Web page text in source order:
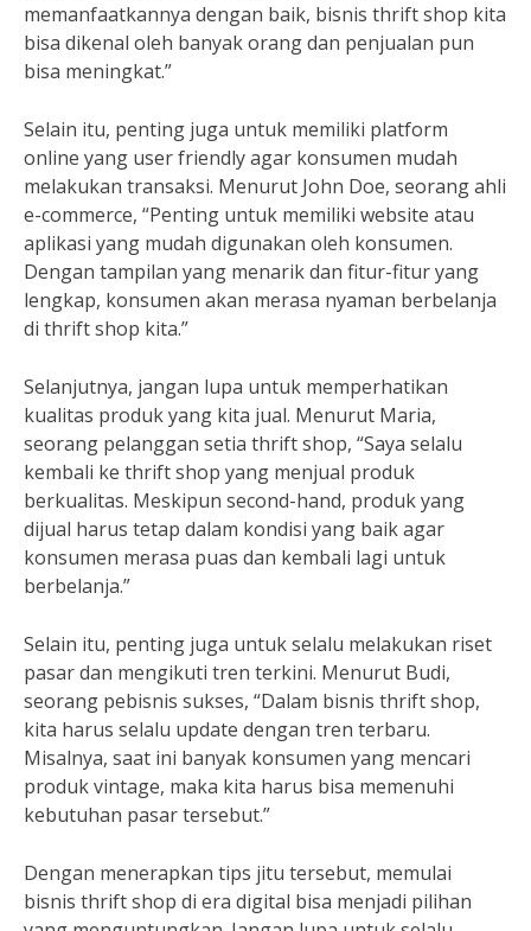
memanfaatkannya dengan baik, bisnis thrift shop kita
bisa dikenal oleh banyak orang dan penjualan pun
bisa meningkat.”
Selain itu, penting juga untuk memiliki platform
online yang user friendly agar konsumen mudah
melakukan transaksi. Menurut John Doe, seorang ahli
e-commerce, “Penting untuk memiliki website atau
aplikasi yang mudah digunakan oleh konsumen.
Dengan tampilan yang menarik dan fitur-fitur yang
lengkap, konsumen akan merasa nyaman berbelanja
di thrift shop kita.”
Selanjutnya, jangan lupa untuk memperhatikan
kualitas produk yang kita jual. Menurut Maria,
seorang pelanggan setia thrift shop, “Saya selalu
kembali ke thrift shop yang menjual produk
berkualitas. Meskipun second-hand, produk yang
dijual harus tetap dalam kondisi yang baik agar
konsumen merasa puas dan kembali lagi untuk
berbelanja.”
Selain itu, penting juga untuk selalu melakukan riset
pasar dan mengikuti tren terkini. Menurut Budi,
seorang pebisnis sukses, “Dalam bisnis thrift shop,
kita harus selalu update dengan tren terbaru.
Misalnya, saat ini banyak konsumen yang mencari
produk vintage, maka kita harus bisa memenuhi
kebutuhan pasar tersebut.”
Dengan menerapkan tips jitu tersebut, memulai
bisnis thrift shop di era digital bisa menjadi pilihan